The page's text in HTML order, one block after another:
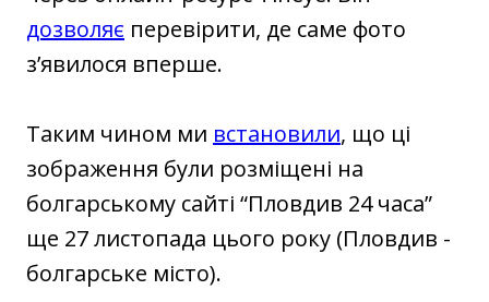
дозволяє перевірити, де саме фото
з’явилося вперше.
Таким чином ми встановили, що ці
зображення були розміщені на
болгарському сайті “Пловдив 24 часа”
ще 27 листопада цього року (Пловдив -
болгарське місто).